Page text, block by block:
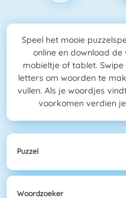
Speel het mooie
online en download
mobieltje of tablet.
letters om woorden te
vullen. Als je woordjes
voorkomen verdien
Puzzel
Woordzoeker